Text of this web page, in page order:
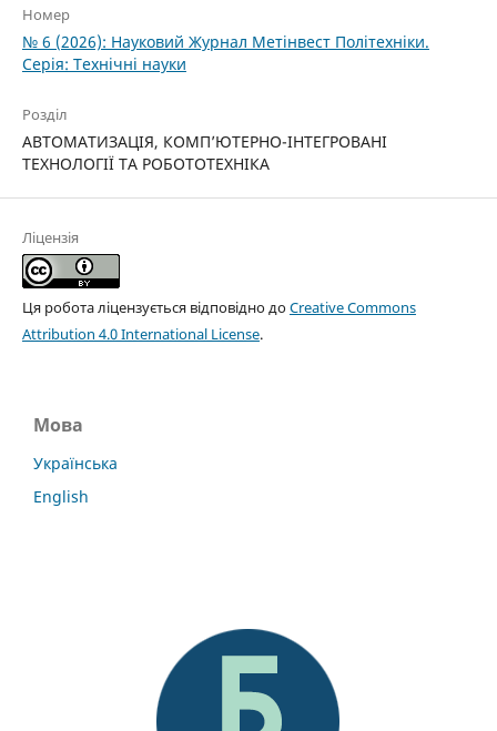
Номер
№ 6 (2026): Науковий Журнал Метінвест Політехніки.
Серія: Технічні науки
Розділ
АВТОМАТИЗАЦІЯ, КОМП’ЮТЕРНО-ІНТЕГРОВАНІ
ТЕХНОЛОГІЇ ТА РОБОТОТЕХНІКА
Ліцензія
Ця робота ліцензується відповідно доCreative Commons
Attribution 4.0 International License.
Мова
Українська
English